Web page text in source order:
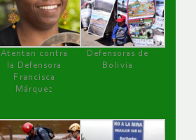
Atentan contra
la Defensora
Francisca
Márquez
Defensoras de
Bolivia